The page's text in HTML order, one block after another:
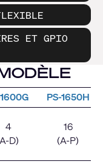
ET GPIO
PS-1650H
4
D)
16
(A-P)